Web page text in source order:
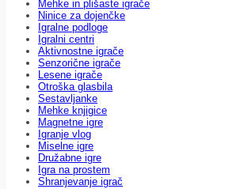
Mehke in plišaste igrače
Ninice za dojenčke
Igralne podloge
Igralni centri
Aktivnostne igrače
Senzorične igrače
Lesene igrače
Otroška glasbila
Sestavljanke
Mehke knjigice
Magnetne igre
Igranje vlog
Miselne igre
Družabne igre
Igra na prostem
Shranjevanje igrač